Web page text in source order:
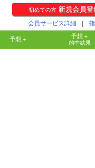
初めての方新規会員登
会員サービス詳細
予想＋ 予想＋
的中結果